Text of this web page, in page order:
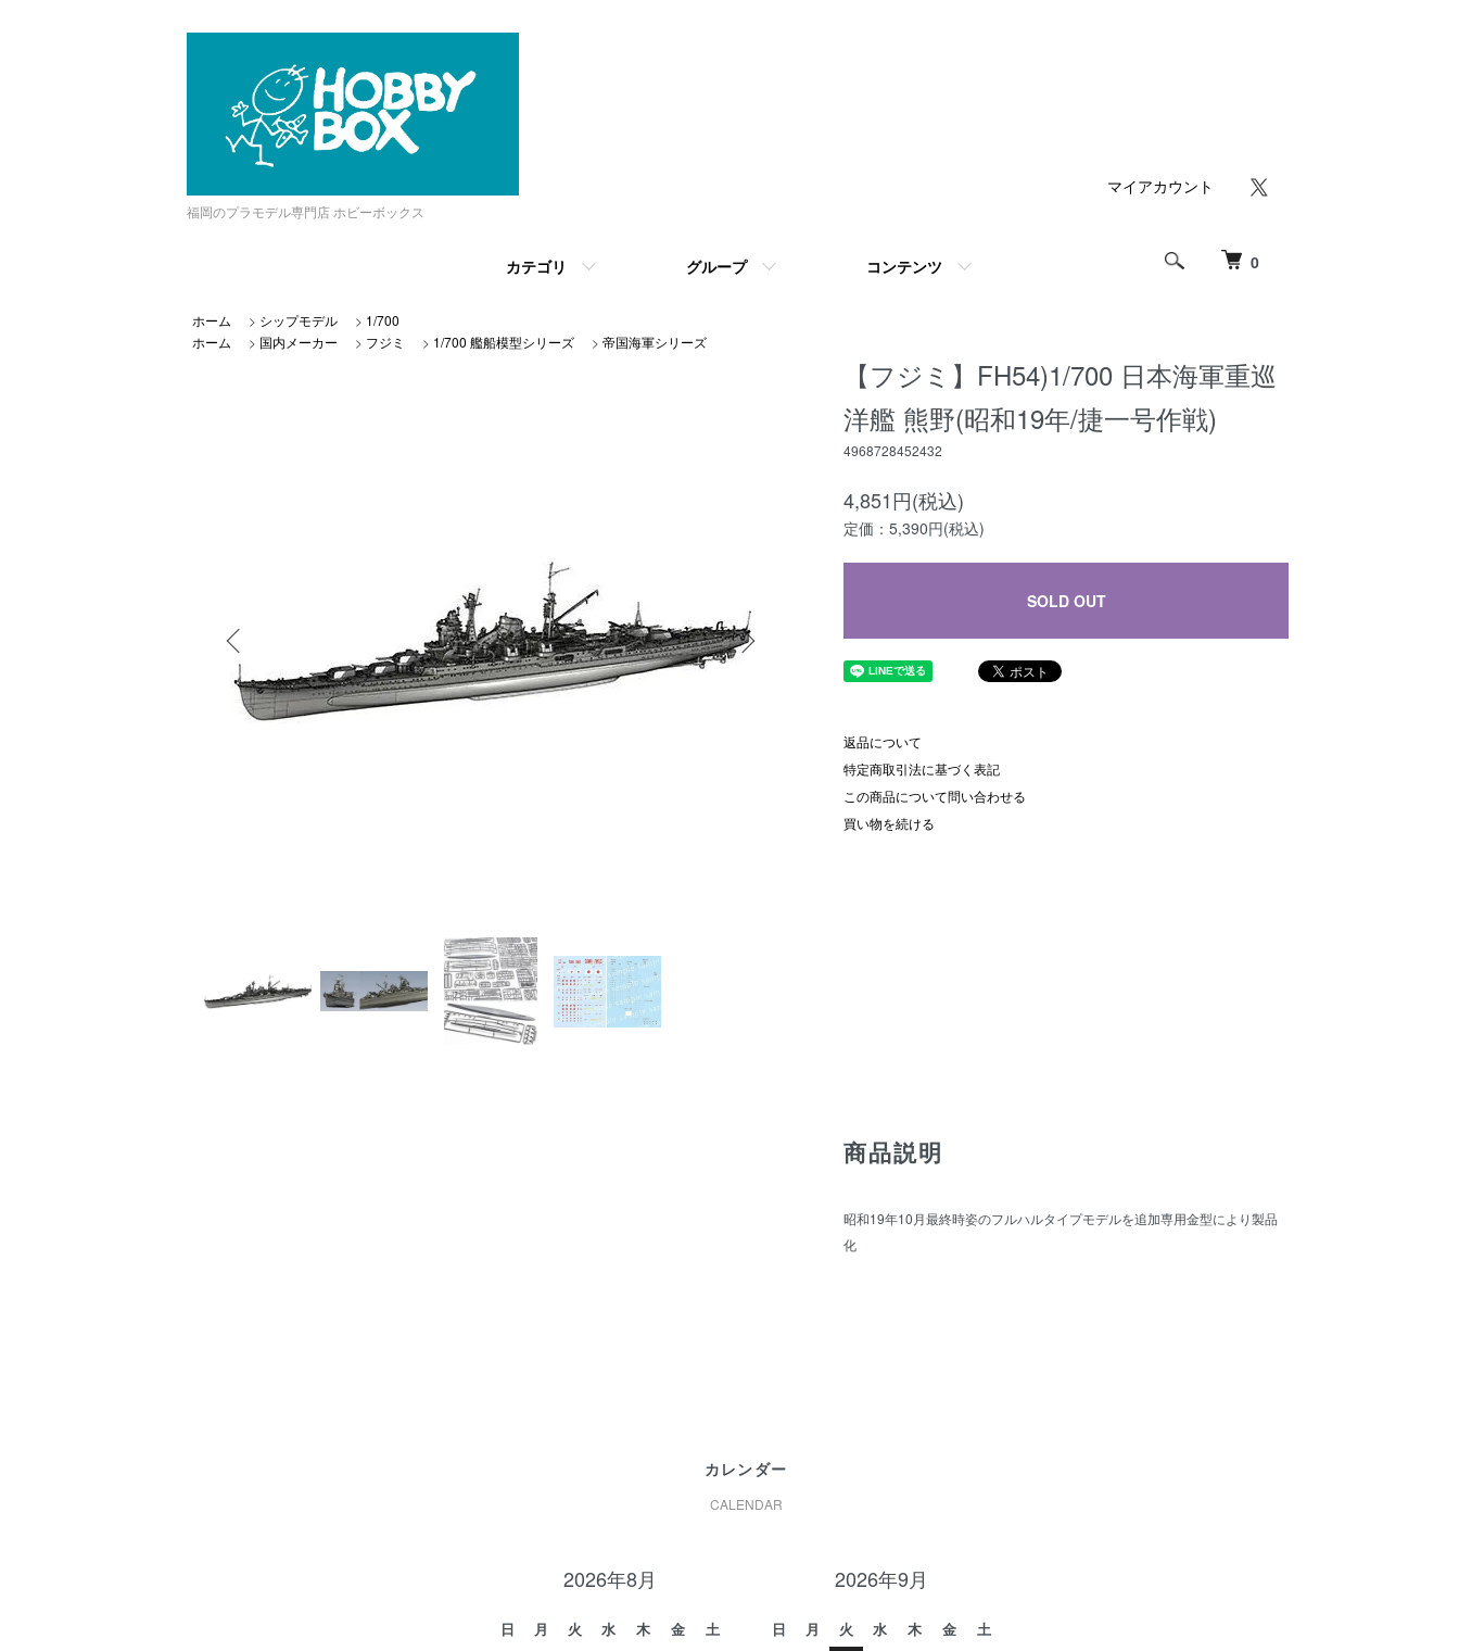
福岡のプラモデル専門店 ホビーボックス
0
カテゴリ グループ コンテンツ
マイアカウント
ホーム > シップモデル > 1/700
ホーム
> 国内メーカー > フジミ > 1/700 艦船模型シリーズ > 帝国海軍シリーズ
【フジミ】FH54)1/700 日本海軍重巡
洋艦 熊野(昭和19年/捷一号作戦)
4968728452432
4,851円(税込)
定価：5,390円(税込)
SOLD OUT
返品について
特定商取引法に基づく表記
この商品について問い合わせる
買い物を続ける
商品説明
昭和19年10月最終時姿のフルハルタイプモデルを追加専用金型により製品
化
カレンダー
CALENDAR
2026年8月
日 月 火 水 木 金
土
2026年9月
日 月 火 水 木 金
土